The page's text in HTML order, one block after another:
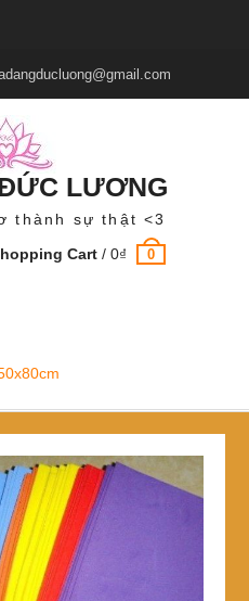
LƯƠNG
thành sự thật <3
Cart /0₫ 0